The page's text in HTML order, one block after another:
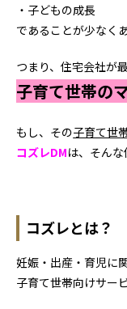
・子どもの成長
であることが少なく
つまり、住宅会社が
子育て世帯の
もし、その子育て世
コズレDMは、そん
コズレとは？
妊娠・出産・育児に
子育て世帯向けサー